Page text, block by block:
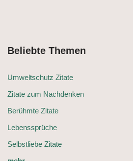
Beliebte Themen
Umweltschutz Zitate
Zitate zum Nachdenken
Berühmte Zitate
Lebenssprüche
Selbstliebe Zitate